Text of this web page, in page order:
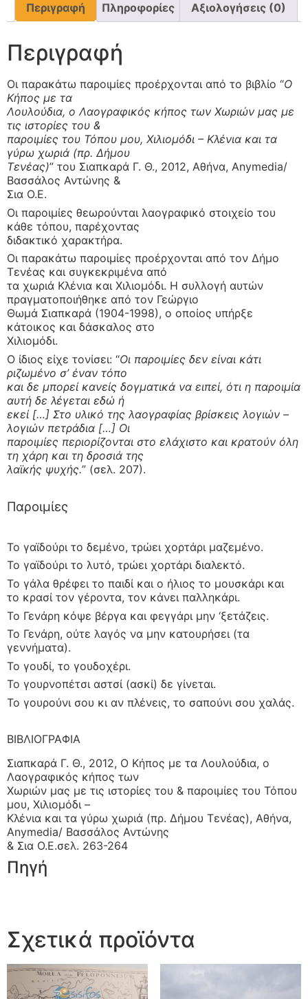
Περιγραφή Πληροφορίες Αξιολογήσεις (0)
Περιγραφή
Οι παρακάτω παροιμίες προέρχονται από το βιβλίο “Ο
Κήπος με τα
Λουλούδια, ο Λαογραφικός κήπος των Χωριών μας με
τις ιστορίες του &
παροιμίες του Τόπου μου, Χιλιομόδι – Κλένια και τα
γύρω χωριά (πρ. Δήμου
Τενέας)” του Σιαπκαρά Γ. Θ., 2012, Αθήνα, Anymedia/
Βασσάλος Αντώνης &
Σια Ο.Ε.
Οι παροιμίες θεωρούνται λαογραφικό στοιχείο του
κάθε τόπου, παρέχοντας
διδακτικό χαρακτήρα.
Οι παρακάτω παροιμίες προέρχονται από τον Δήμο
Τενέας και συγκεκριμένα από
τα χωριά Κλένια και Χιλιομόδι. Η συλλογή αυτών
πραγματοποιήθηκε από τον Γεώργιο
Θωμά Σιαπκαρά (1904-1998), ο οποίος υπήρξε
κάτοικος και δάσκαλος στο
Χιλιομόδι.
Ο ίδιος είχε τονίσει: “Οι παροιμίες δεν είναι κάτι
ριζωμένο σ’ έναν τόπο
και δε μπορεί κανείς δογματικά να ειπεί, ότι η παροιμία
αυτή δε λέγεται εδώ ή
εκεί […] Στο υλικό της λαογραφίας βρίσκεις λογιών –
λογιών πετράδια […] Οι
παροιμίες περιορίζονται στο ελάχιστο και κρατούν όλη
τη χάρη και τη δροσιά της
λαϊκής ψυχής.” (σελ. 207).
Παροιμίες
Το γαϊδούρι το δεμένο, τρώει χορτάρι μαζεμένο.
Το γαϊδούρι το λυτό, τρώει χορτάρι διαλεκτό.
Το γάλα θρέφει το παιδί και ο ήλιος το μουσκάρι και
το κρασί τον γέροντα, τον κάνει παλληκάρι.
Το Γενάρη κόψε βέργα και φεγγάρι μην ‘ξετάζεις.
Το Γενάρη, ούτε λαγός να μην κατουρήσει (τα
γεννήματα).
Το γουδί, το γουδοχέρι.
Το γουρνοπέτσι αστσί (ασκί) δε γίνεται.
Το γουρούνι σου κι αν πλένεις, το σαπούνι σου χαλάς.
ΒΙΒΛΙΟΓΡΑΦΙΑ
Σιαπκαρά Γ. Θ., 2012, Ο Κήπος με τα Λουλούδια, ο
Λαογραφικός κήπος των
Χωριών μας με τις ιστορίες του & παροιμίες του Τόπου
μου, Χιλιομόδι –
Κλένια και τα γύρω χωριά (πρ. Δήμου Τενέας), Αθήνα,
Anymedia/ Βασσάλος Αντώνης
& Σια Ο.Ε.σελ. 263-264
Πηγή
Σχετικά προϊόντα